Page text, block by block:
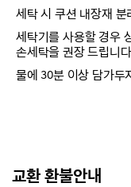
세탁 시 쿠션 내장재
세탁기를 사용할 경우
손세탁을 권장 드립니
물에 30분 이상 담가두
교환 환불안내